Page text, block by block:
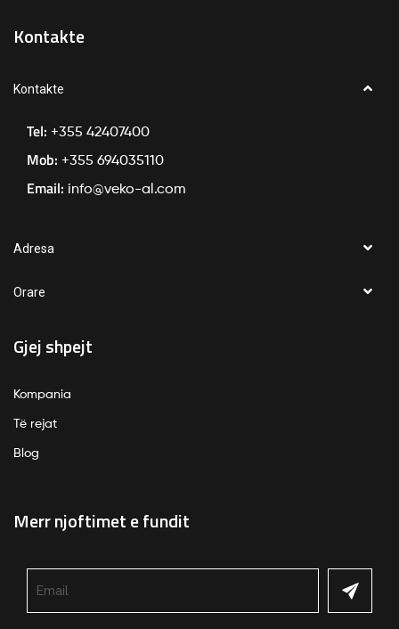
Kontakte
Kontakte
Tel: +355 42407400
Mob: +355 694035110
Email: info@veko-al.com
Adresa
Orare
Gjej shpejt
Kompania
Të rejat
Blog
Merr njoftimet e fundit